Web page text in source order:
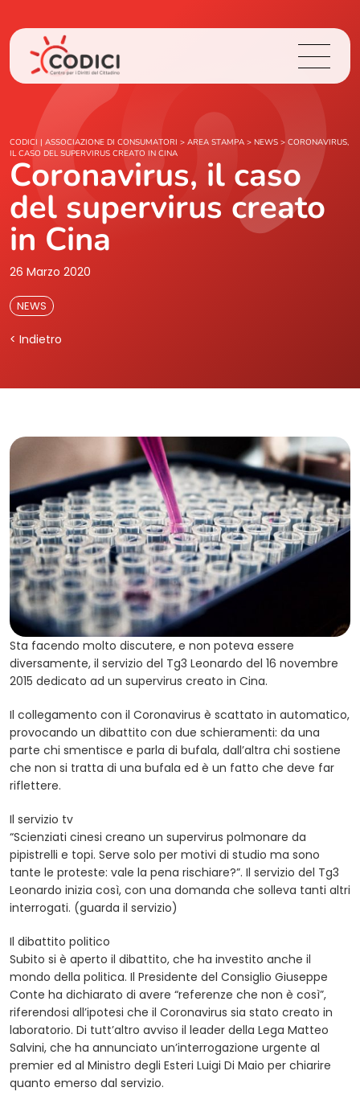
Chi Siamo
Cosa Facciamo
Area Stampa
CODICI | ASSOCIAZIONE DI CONSUMATORI > AREA STAMPA > NEWS > CORONAVIRUS,
IL CASO DEL SUPERVIRUS CREATO IN CINA
Coronavirus, il caso
del supervirus creato
in Cina
26 Marzo 2020
NEWS
< Indietro
Sta facendo molto discutere, e non poteva essere
diversamente, il servizio del Tg3 Leonardo del 16 novembre
2015 dedicato ad un supervirus creato in Cina.
Il collegamento con il Coronavirus è scattato in automatico,
provocando un dibattito con due schieramenti: da una
parte chi smentisce e parla di bufala, dall’altra chi sostiene
che non si tratta di una bufala ed è un fatto che deve far
riflettere.
Il servizio tv
“Scienziati cinesi creano un supervirus polmonare da
pipistrelli e topi. Serve solo per motivi di studio ma sono
tante le proteste: vale la pena rischiare?”. Il servizio del Tg3
Leonardo inizia così, con una domanda che solleva tanti altri
interrogati. (guarda il servizio)
Il dibattito politico
Subito si è aperto il dibattito, che ha investito anche il
mondo della politica. Il Presidente del Consiglio Giuseppe
Conte ha dichiarato di avere “referenze che non è così”,
riferendosi all’ipotesi che il Coronavirus sia stato creato in
laboratorio. Di tutt’altro avviso il leader della Lega Matteo
Salvini, che ha annunciato un’interrogazione urgente al
premier ed al Ministro degli Esteri Luigi Di Maio per chiarire
quanto emerso dal servizio.